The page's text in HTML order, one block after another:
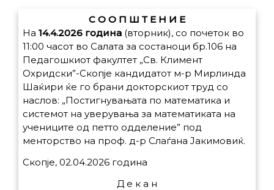
С О О П Ш Т Е Н И Е
На 14.4.2026 година (вторник), со почеток во
11:00 часот во Салата за состаноци бр.106 на
Педагошкиот факултет „Св. Климент
Охридски”-Скопје кандидатот м-р Мирлинда
Шаќири ќе го брани докторскиот труд со
наслов: „Постигнувањата по математика и
системот на уверувања за математиката на
учениците од петто одделение” под
менторство на проф. д-р Слаѓана Јакимовиќ.
Скопје, 02.04.2026 година
Д е к а н